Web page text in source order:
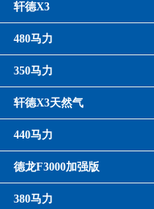
轩德X3
480马力
350马力
轩德X3天然气
440马力
德龙F3000加强版
380马力